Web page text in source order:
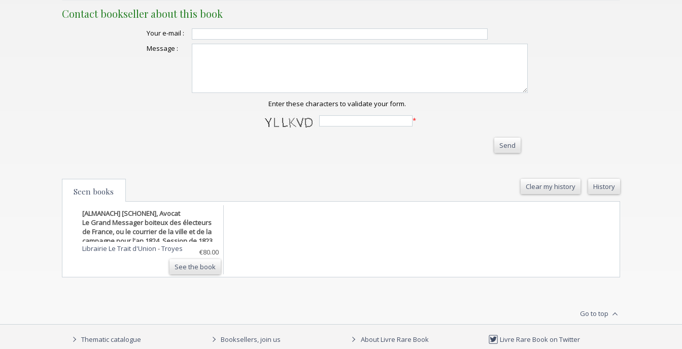
Contact bookseller about this book
Your e-mail :
Message :
Enter these characters to validate your form.
*
Send
Seen books Clear my history History
[ALMANACH] [SCHONEN], Avocat
Le Grand Messager boiteux des électeurs
de France, ou le courrier de la ville et de la
campagne pour l'an 1824. Session de 1823.
Librairie Le Trait d'Union -Troyes
€80.00
See the book
Go to top
Thematic catalogue Booksellers, join us About Livre Rare Book Livre Rare Book on Twitter